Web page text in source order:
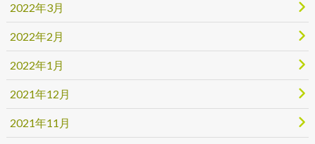
2022年3月
2022年2月
2022年1月
2021年12月
2021年11月